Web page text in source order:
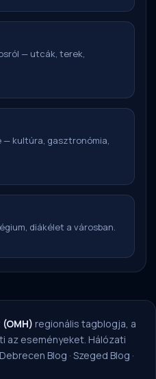
— utcák, terek,
kultúra, gasztronómia,
diákélet a városban.
regionális tagblogja, a
az eseményeket. Hálózati
Debrecen Blog · Szeged Blog ·